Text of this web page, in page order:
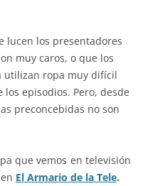
lucen los presentadores
muy caros, o que los
utilizan ropa muy difícil
episodios. Pero, desde
preconcebidas no son
que vemos en televisión
El Armario de la Tele.